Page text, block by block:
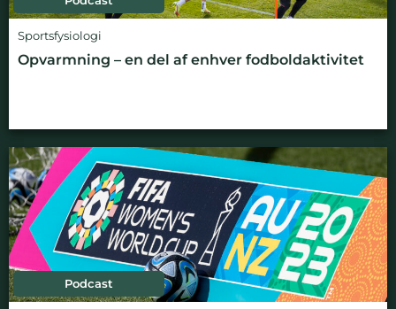
Sportsfysiologi
Opvarmning – en del af enhver fodboldaktivitet
Podcast